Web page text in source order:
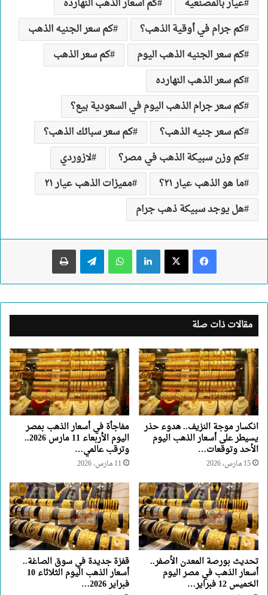
كم جرام في أوقية الذهب؟
كم سعر الجنيه الذهب
كم سعر الجنيه الذهب اليوم
كم سعر الذهب
كم سعر الذهب النهارده
كم سعر جرام الذهب اليوم في السعودية بيع؟
كم سعر جنيه الذهب؟
كم سعر سبائك الذهب؟
كم وزن سبيكة الذهب في مصر؟
لازوردي
ما هو الذهب عيار ٢١؟
مميزات الذهب عيار ٢١
هل يوجد سبيكة ذهب جرام
لينكدإن واتساب تيلقرام طباعة
مقالات ذات صلة
انكسار موجة النزيف.. هدوء حذر
يسيطر على أسعار الذهب اليوم
الأحد وتوقعات…
15 مارس، 2026
مفاجأة في أسعار الذهب بمصر
اليوم الأربعاء 11 مارس 2026..
وترقب عالمي…
11 مارس، 2026
تحديث بورصة المعدن الأصفر..
أسعار الذهب في مصر اليوم
الخميس 12 فبراير…
قفزة جديدة في سوق الصاغة..
أسعار الذهب اليوم الثلاثاء 10
فبراير 2026…